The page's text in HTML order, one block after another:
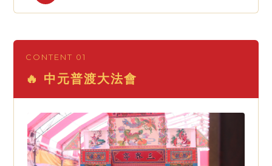
CONTENT 01
🔥 中元普渡大法會